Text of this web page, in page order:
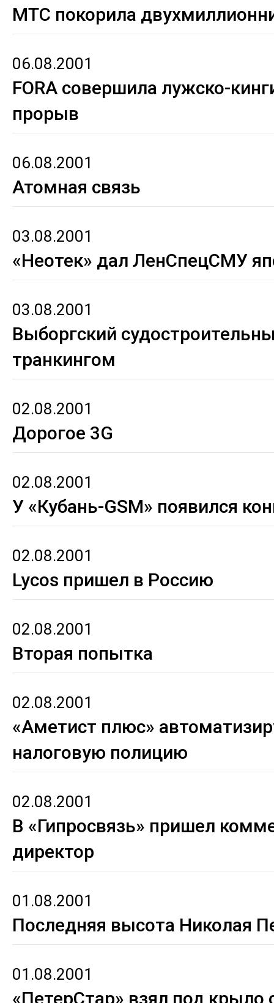
МТС покорила
06.08.2001
FORA совершила лужско-
прорыв
06.08.2001
Атомная связь
03.08.2001
«Неотек» дал ЛенСпецСМУ
03.08.2001
Выборгский
транкингом
02.08.2001
Дорогое 3G
02.08.2001
У «Кубань-GSM» появился
02.08.2001
Lycos пришел в Россию
02.08.2001
Вторая попытка
02.08.2001
«Аметист плюс»
налоговую полицию
02.08.2001
В «Гипросвязь» пришел
директор
01.08.2001
Последняя высота Николая
01.08.2001
«ПетерСтар» взял под крыло